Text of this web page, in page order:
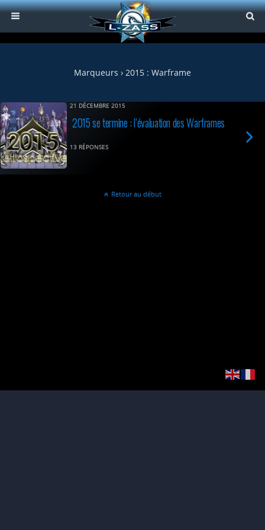
Marqueurs › 2015 : Warframe
21 DÉCEMBRE 2015
2015 se termine : l’évaluation des Warframes
13 RÉPONSES
Retour au début